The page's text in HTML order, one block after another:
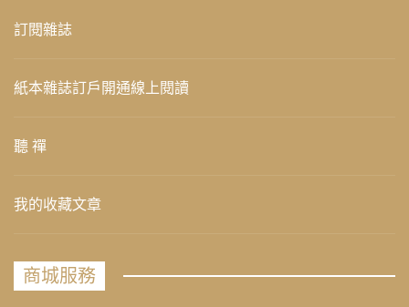
訂閱雜誌
紙本雜誌訂戶開通線上閱讀
聽 禪
我的收藏文章
商城服務